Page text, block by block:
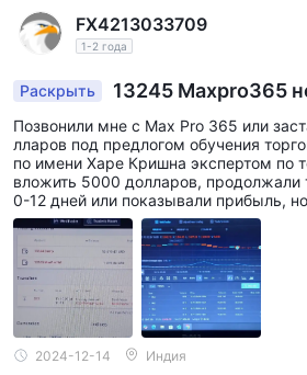
FX4213033709
1-2 года
Раскрыть
13245 Maxpro365
600$
Позвонили мне с Max Pro 365 или
лларов под предлогом обучения
по имени Харе Кришна экспертом по
вложить 5000 долларов, продолжали
0-12 дней или показывали прибыль,
ь деньги. Они говорили о большом A/
вать вывод 13/12/24. Я вижу, что на
ние 3-4 часов или есть движение на
ли. Кришна присутствует во всех
вонил. Пожалуйста, верните мои
2024-12-14 Индия